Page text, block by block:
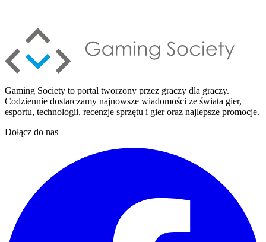
Gaming Society to portal tworzony przez graczy dla graczy.
Codziennie dostarczamy najnowsze wiadomości ze świata gier,
esportu, technologii, recenzje sprzętu i gier oraz najlepsze promocje.
Dołącz do nas